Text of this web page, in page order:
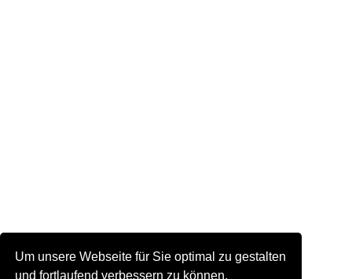
Um unsere Webseite für Sie optimal zu gestalten
und fortlaufend verbessern zu können,